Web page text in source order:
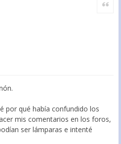
por qué había confundido los
mis comentarios en los foros,
ser lámparas e intenté